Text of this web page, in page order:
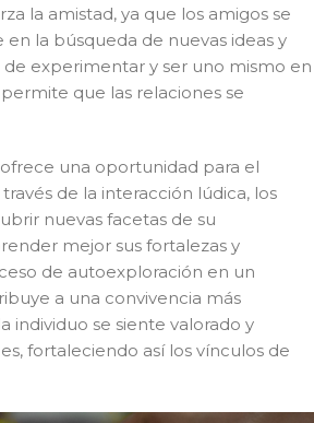
la amistad, ya que los amigos se
la búsqueda de nuevas ideas y
experimentar y ser uno mismo en
que las relaciones se
una oportunidad para el
de la interacción lúdica, los
nuevas facetas de su
mejor sus fortalezas y
de autoexploración en un
a una convivencia más
individuo se siente valorado y
fortaleciendo así los vínculos de